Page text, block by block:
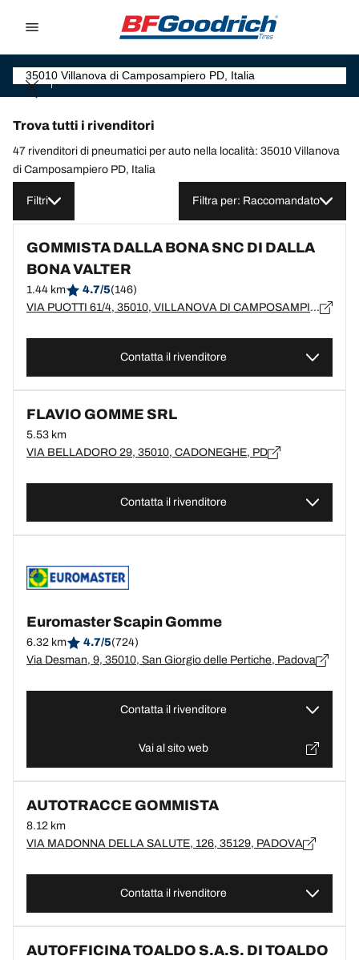
Trova tutti i rivenditori
47 rivenditori di pneumatici per auto nella località: 35010 Villanova
di Camposampiero PD, Italia
Filtri Filtra per: Raccomandato
GOMMISTA DALLA BONA SNC DI DALLA
BONA VALTER
1.44 km 4.7/5(146)
VIA PUOTTI 61/4, 35010, VILLANOVA DI CAMPOSAMPIERO
Contatta il rivenditore
FLAVIO GOMME SRL
5.53 km
VIA BELLADORO 29, 35010, CADONEGHE, PD
Contatta il rivenditore
Euromaster Scapin Gomme
6.32 km 4.7/5(724)
Via Desman, 9, 35010, San Giorgio delle Pertiche, Padova
Contatta il rivenditore
Vai al sito web
AUTOTRACCE GOMMISTA
8.12 km
VIA MADONNA DELLA SALUTE, 126, 35129, PADOVA
Contatta il rivenditore
AUTOFFICINA TOALDO S.A.S. DI TOALDO